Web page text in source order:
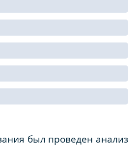
был проведен анализ